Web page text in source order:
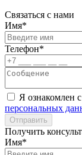
Связаться с нами
Имя*
Телефон*
Я ознакомлен
персональных
Отправить
Получить
Имя*